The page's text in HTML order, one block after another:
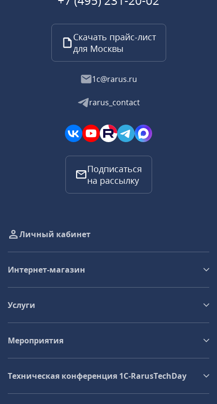
Скачать прайс-лист
для Москвы
1c@rarus.ru
rarus_contact
Подписаться
на рассылку
Личный кабинет
Интернет-магазин
Услуги
Мероприятия
Техническая конференция 1C‑RarusTechDay